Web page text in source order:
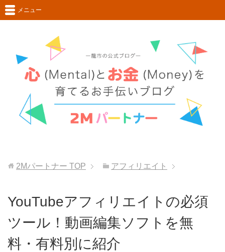
メニュー
2Mパートナー TOP アフィリエイト
YouTubeアフィリエイトの必須
ツール！動画編集ソフトを無
料・有料別に紹介